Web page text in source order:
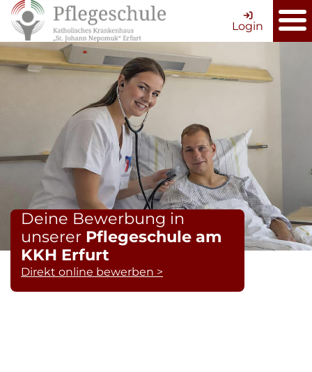
Login
Deine Bewerbung in
unserer Pflegeschule am
KKH Erfurt
Direkt online bewerben >